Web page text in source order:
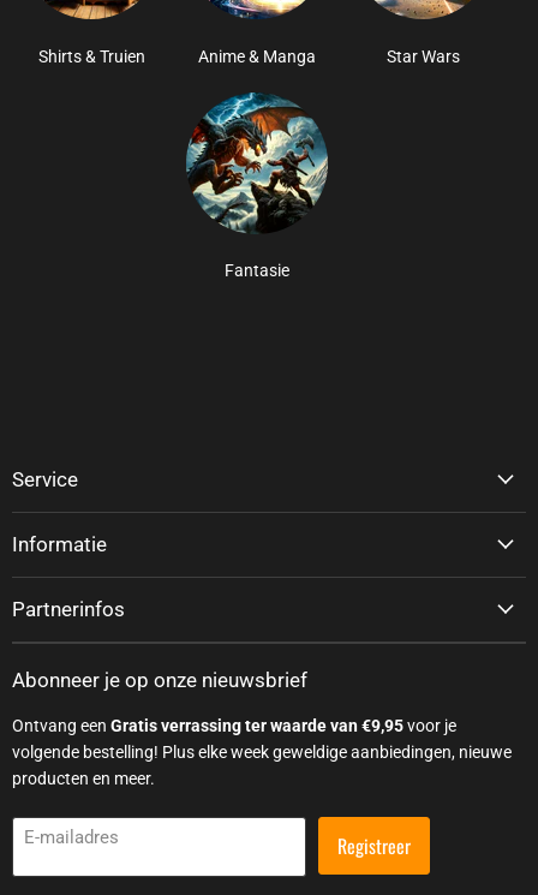
Shirts & Truien Anime & Manga Star Wars
Fantasie
Service
Informatie
Partnerinfos
Abonneer je op onze nieuwsbrief
Ontvang een Gratis verrassing ter waarde van €9,95voor je
volgende bestelling! Plus elke week geweldige aanbiedingen, nieuwe
producten en meer.
E-mailadres Registreer